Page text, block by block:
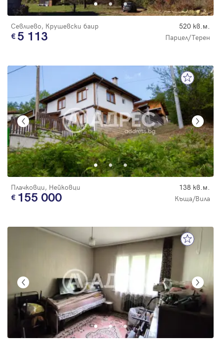
Севлиево, Крушевски баир 520 кв.м.
5 113 Парцел/Терен
Плачковци, Нейковци 138 кв.м.
155 000 Къща/Вила